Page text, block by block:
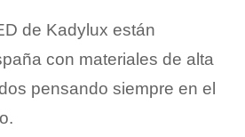
de Kadylux están
con materiales de alta
pensando siempre en el